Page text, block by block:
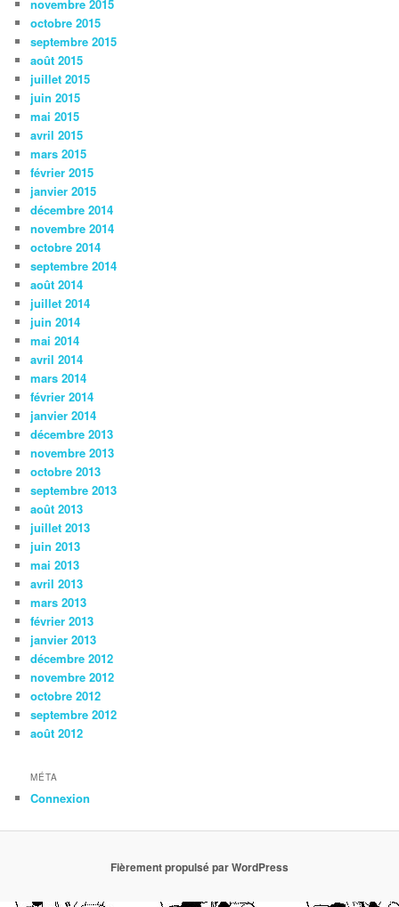
novembre 2015
octobre 2015
septembre 2015
août 2015
juillet 2015
juin 2015
mai 2015
avril 2015
mars 2015
février 2015
janvier 2015
décembre 2014
novembre 2014
octobre 2014
septembre 2014
août 2014
juillet 2014
juin 2014
mai 2014
avril 2014
mars 2014
février 2014
janvier 2014
décembre 2013
novembre 2013
octobre 2013
septembre 2013
août 2013
juillet 2013
juin 2013
mai 2013
avril 2013
mars 2013
février 2013
janvier 2013
décembre 2012
novembre 2012
octobre 2012
septembre 2012
août 2012
MÉTA
Connexion
Fièrement propulsé par WordPress